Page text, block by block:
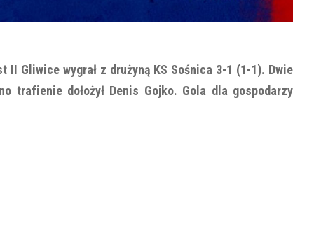
Gliwice wygrał z drużyną KS Sośnica 3-1 (1-1). Dwie
trafienie dołożył Denis Gojko. Gola dla gospodarzy